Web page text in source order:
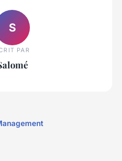
S
PAR